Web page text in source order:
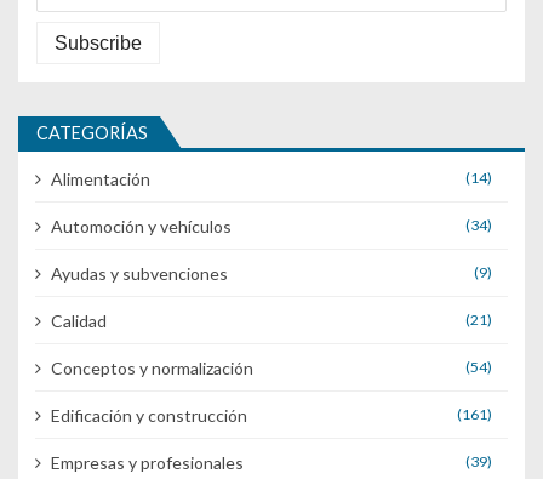
CATEGORÍAS
Alimentación (14)
Automoción y vehículos (34)
Ayudas y subvenciones (9)
Calidad (21)
Conceptos y normalización (54)
Edificación y construcción (161)
Empresas y profesionales (39)